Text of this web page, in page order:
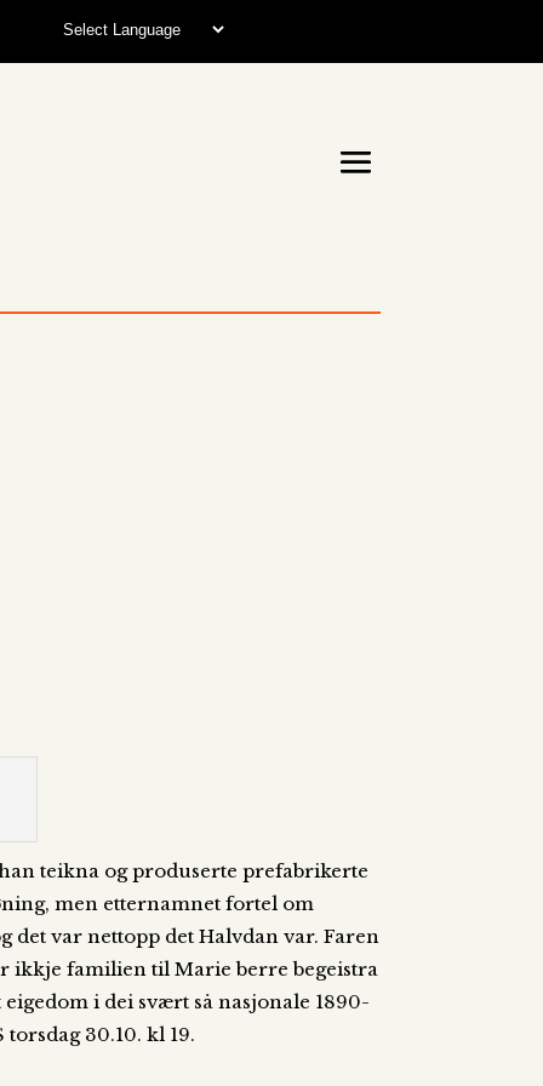
teikna og produserte prefabrikerte
men etternamnet fortel om
det var nettopp det Halvdan var. Faren
ikkje familien til Marie berre begeistra
i dei svært så nasjonale 1890-
torsdag 30.10. kl 19.